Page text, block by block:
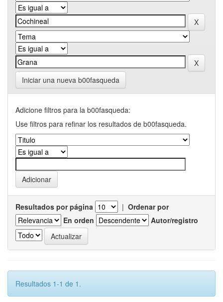
Iniciar una nueva b00fasqueda
Adicione filtros para la b00fasqueda:
Use filtros para refinar los resultados de b00fasqueda.
Resultados por página | Ordenar por
En orden
Autor/registro
Resultados 1-1 de 1.